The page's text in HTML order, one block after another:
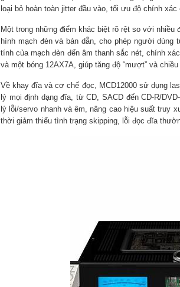
loại bỏ hoàn toàn jitter đầu vào, tối ưu độ chính
Một trong những điểm khác biệt rõ rệt so với nhiều
hình mạch đèn và bán dẫn, cho phép người dùng
tính của mạch đèn đến âm thanh sắc nét, chính
và một bóng 12AX7A, giúp tăng độ “mượt” và
Về khay đĩa và cơ chế đọc, MCD12000 sử dụng
lý mọi định dạng đĩa, từ CD, SACD đến CD-R/
lý lỗi/servo nhanh và êm, nâng cao hiệu suất truy
thời giảm thiểu tình trạng skipping, lỗi đọc đĩa